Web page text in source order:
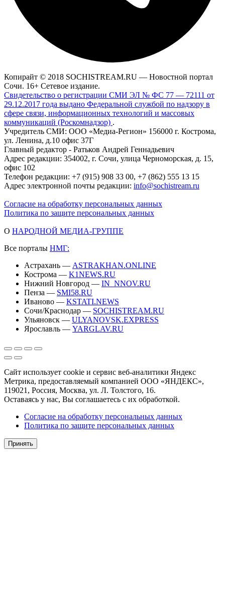
Копирайт © 2018 SOCHISTREAM.RU — Новостной портал
Сочи. 16+ Сетевое издание.
Свидетельство о регистрации СМИ ЭЛ № ФС 77 — 72111 от
29.12.2017 года выдано Федеральной службой по надзору в
сфере связи, информационных технологий и массовых
коммуникаций (Роскомнадзор) .
Учредитель СМИ: ООО «Медиа-Регион» 156000 г. Кострома,
ул. Ленина, д.10 офис 37Г
Главный редактор - Ратьков Андрей Геннадьевич
Адрес редакции: 354002, г. Сочи, улица Черноморская, д. 15,
офис 102
Телефон редакции: +7 (915) 908 33 00, +7 (862) 555 13 15
Адрес электронной почты редакции: info@sochistream.ru
Согласие на обработку персональных данных
Политика по защите персональных данных
О НАРОДНОЙ МЕДИА-ГРУППЕ
Все порталы НМГ:
Астрахань — ASTRAKHAN.ONLINE
Кострома — K1NEWS.RU
Нижний Новгород — IN_NNOV.RU
Пенза — SMI58.RU
Иваново — KSTATI.NEWS
Сочи/Краснодар — SOCHISTREAM.RU
Ульяновск — ULYANOVSK.EXPRESS
Ярославль — YARGLAV.RU
Сайт использует cookie и сервис веб-аналитики Яндекс
Метрика, предоставляемый компанией ООО «ЯНДЕКС»,
119021, Россия, Москва, ул. Л. Толстого, 16.
Оставаясь у нас, Вы соглашаетесь с их обработкой.
Согласие на обработку персональных данных
Политика по защите персональных данных
Принять